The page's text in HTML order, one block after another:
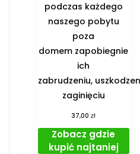
podczas każdego
naszego pobytu
poza
domem zapobiegnie
ich
zabrudzeniu,
zaginięciu
37,00zł
Zobacz gdzie
kupić najtaniej